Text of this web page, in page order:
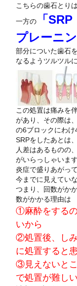
こちらの歯石とり
一方の
「
プレーニン
部分についた歯石
なるようツルツル
この処置は痛みを
があり、その際は
の6ブロックにわけ
SRPをしたあとは
人差はあるものの
がいらっしゃいます
炎症で盛りあがっ
今までに見えてい
つまり、回数がか
数がかかる理由は
①麻酔をする
いから
②処置後、し
に処置すると
③見えないと
で処置が難し